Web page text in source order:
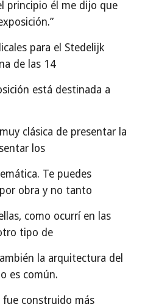
principio él me dijo que
para el Stedelijk
de las 14
está destinada a
clásica de presentar la
los
Te puedes
obra y no tanto
como ocurrí en las
tipo de
la arquitectura del
es común.
fue construido más